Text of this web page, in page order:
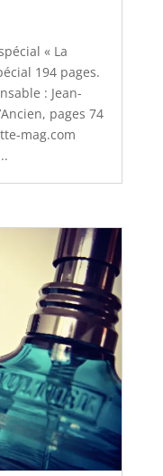
« La
194 pages.
: Jean-
pages 74
mag.com